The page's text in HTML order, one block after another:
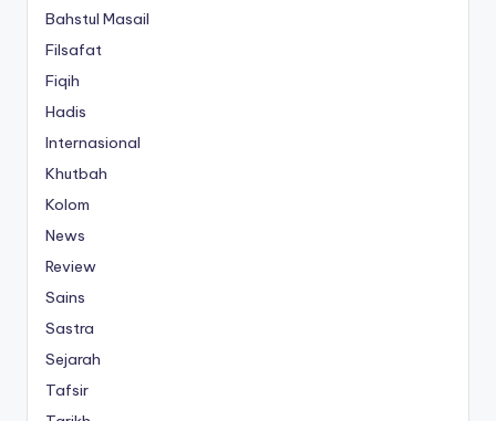
Bahstul Masail
Filsafat
Fiqih
Hadis
Internasional
Khutbah
Kolom
News
Review
Sains
Sastra
Sejarah
Tafsir